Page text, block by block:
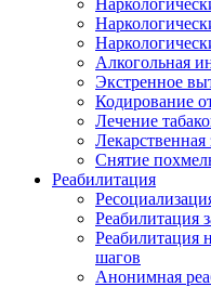
Алкогольная
Экстренное
Кодирование
Лечение
Лекарственная
Снятие
Реабилитация
Реабилитация
Реабилитация
шагов
Анонимная